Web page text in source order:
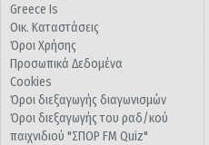
Greece Is
Οικ. Καταστάσεις
Όροι Χρήσης
Προσωπικά Δεδομένα
Cookies
Όροι διεξαγωγής διαγωνισμών
Όροι διεξαγωγής του ραδ/κού
παιχνιδιού "ΣΠΟΡ FM Quiz"